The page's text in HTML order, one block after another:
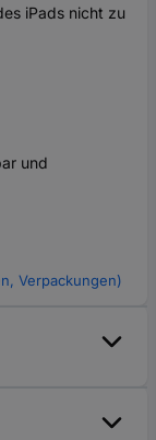
iPads nicht zu
und
Verpackungen)